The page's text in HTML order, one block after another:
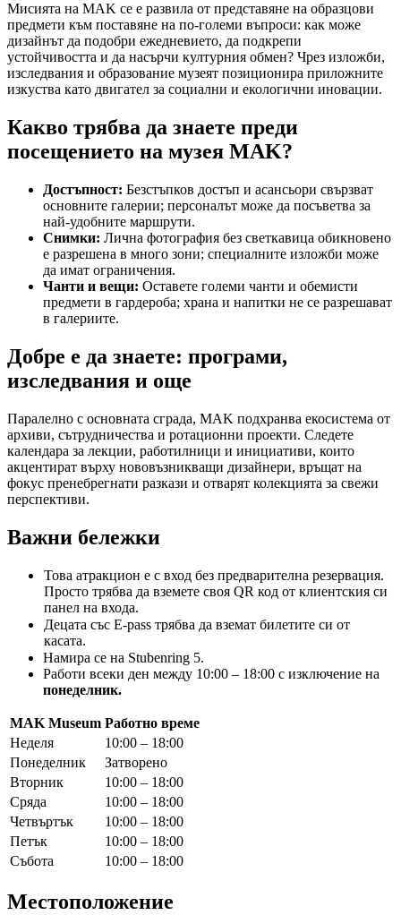
Мисията на MAK се е развила от представяне на образцови
предмети към поставяне на по-големи въпроси: как може
дизайнът да подобри ежедневието, да подкрепи
устойчивостта и да насърчи културния обмен? Чрез изложби,
изследвания и образование музеят позиционира приложните
изкуства като двигател за социални и екологични иновации.
Какво трябва да знаете преди
посещението на музея MAK?
Достъпност: Безстъпков достъп и асансьори свързват
основните галерии; персоналът може да посъветва за
най-удобните маршрути.
Снимки: Лична фотография без светкавица обикновено
е разрешена в много зони; специалните изложби може
да имат ограничения.
Чанти и вещи: Оставете големи чанти и обемисти
предмети в гардероба; храна и напитки не се разрешават
в галериите.
Добре е да знаете: програми,
изследвания и още
Паралелно с основната сграда, MAK подхранва екосистема от
архиви, сътрудничества и ротационни проекти. Следете
календара за лекции, работилници и инициативи, които
акцентират върху нововъзникващи дизайнери, връщат на
фокус пренебрегнати разкази и отварят колекцията за свежи
перспективи.
Важни бележки
Това атракцион е с вход без предварителна резервация.
Просто трябва да вземете своя QR код от клиентския си
панел на входа.
Децата със E-pass трябва да вземат билетите си от
касата.
Намира се на Stubenring 5.
Работи всеки ден между 10:00 – 18:00 с изключение на
понеделник.
MAK Museum Работно време
Неделя
10:00 – 18:00
Понеделник
Затворено
Вторник
10:00 – 18:00
Сряда
10:00 – 18:00
Четвъртък
10:00 – 18:00
Петък
10:00 – 18:00
Събота
10:00 – 18:00
Местоположение